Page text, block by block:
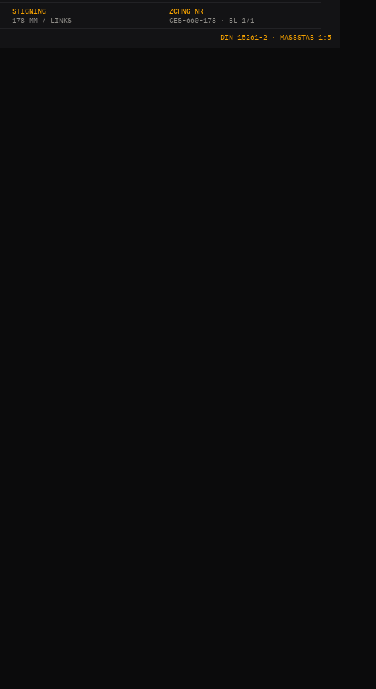
DIN 15261-2 · MASSSTAB 1:5
STIGNING
178 MM / LINKS
ZCHNG-NR
CES-660-178 · BL 1/1